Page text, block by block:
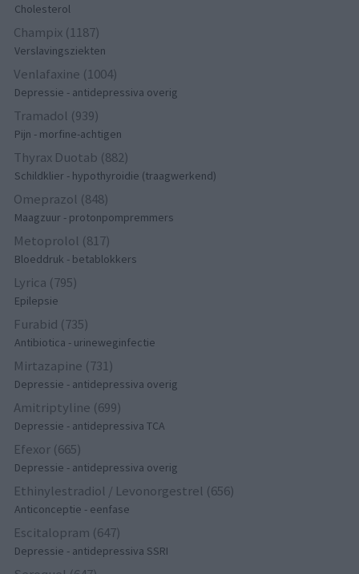
Cholesterol
Champix (1187)
Verslavingsziekten
Venlafaxine (1004)
Depressie - antidepressiva overig
Tramadol (939)
Pijn - morfine-achtigen
Thyrax Duotab (882)
Schildklier - hypothyroidie (traagwerkend)
Omeprazol (848)
Maagzuur - protonpompremmers
Metoprolol (817)
Bloeddruk - betablokkers
Lyrica (795)
Epilepsie
Furabid (735)
Antibiotica - urineweginfectie
Mirtazapine (731)
Depressie - antidepressiva overig
Amitriptyline (699)
Depressie - antidepressiva TCA
Efexor (665)
Depressie - antidepressiva overig
Ethinylestradiol / Levonorgestrel (656)
Anticonceptie - eenfase
Escitalopram (647)
Depressie - antidepressiva SSRI